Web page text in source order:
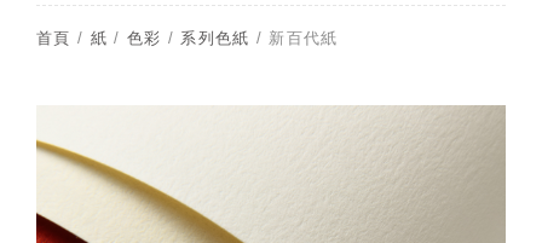
首頁 / 紙 / 色彩 / 系列色紙 / 新百代紙